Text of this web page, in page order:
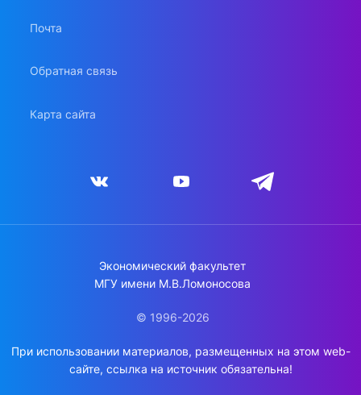
Почта
Обратная связь
Карта сайта
Экономический факультет
МГУ имени М.В.Ломоносова
© 1996-2026
При использовании материалов, размещенных на этом web-
сайте, ссылка на источник обязательна!